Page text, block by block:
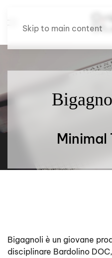
Skip to main content
Minimal
Bigagnoli è un giovane
disciplinare Bardolino